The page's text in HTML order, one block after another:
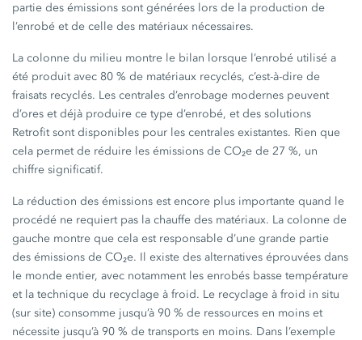
partie des émissions sont générées lors de la production de
l’enrobé et de celle des matériaux nécessaires.
La colonne du milieu montre le bilan lorsque l’enrobé utilisé a
été produit avec 80 % de matériaux recyclés, c’est-à-dire de
fraisats recyclés. Les centrales d’enrobage modernes peuvent
d’ores et déjà produire ce type d’enrobé, et des solutions
Retrofit sont disponibles pour les centrales existantes. Rien que
cela permet de réduire les émissions de CO₂e de27 %, un
chiffre significatif.
La réduction des émissions est encore plus importante quand le
procédé ne requiert pas la chauffe des matériaux. La colonne de
gauche montre que cela est responsable d’une grande partie
des émissions de CO₂e. Il existe des alternatives éprouvées dans
le monde entier, avec notamment les enrobés basse température
et la technique du recyclage à froid. Le recyclage à froid in situ
(sur site) consomme jusqu’à 90 % de ressources en moins et
nécessite jusqu’à 90 % de transports en moins. Dans l’exemple